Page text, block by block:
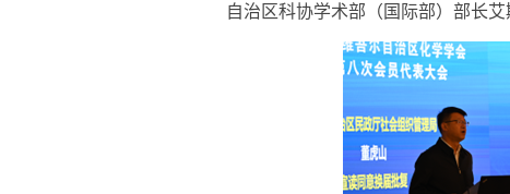
自治区科协学术部（国际部）部长